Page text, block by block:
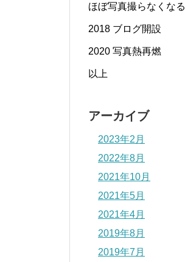
ほぼ写真撮らなくなる
2018 ブログ開設
2020 写真熱再燃
以上
アーカイブ
2023年2月
2022年8月
2021年10月
2021年5月
2021年4月
2019年8月
2019年7月